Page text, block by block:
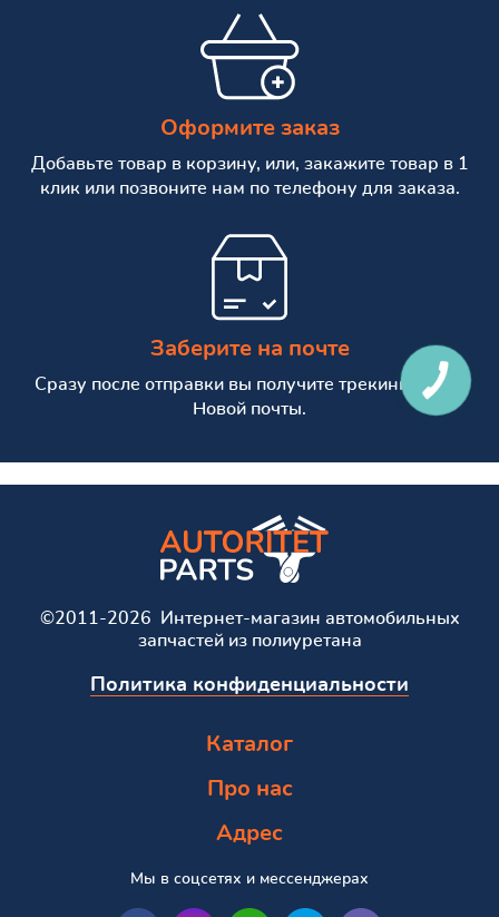
Оформите заказ
Добавьте товар в корзину, или, закажите товар в 1
клик или позвоните нам по телефону для заказа.
Заберите на почте
Сразу после отправки вы получите трекинг номер
Новой почты.
©2011-2026 Интернет-магазин автомобильных
запчастей из полиуретана
Политика конфиденциальности
Каталог
Про нас
Адрес
Мы в соцсетях и мессенджерах